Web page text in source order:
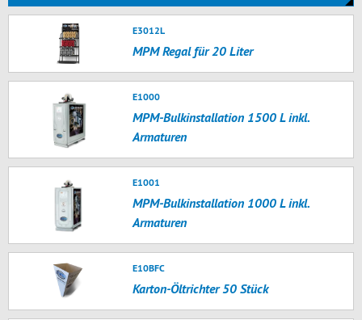
E3012L
MPM Regal für 20 Liter
E1000
MPM-Bulkinstallation 1500 L inkl.
Armaturen
E1001
MPM-Bulkinstallation 1000 L inkl.
Armaturen
E10BFC
Karton-Öltrichter 50 Stück